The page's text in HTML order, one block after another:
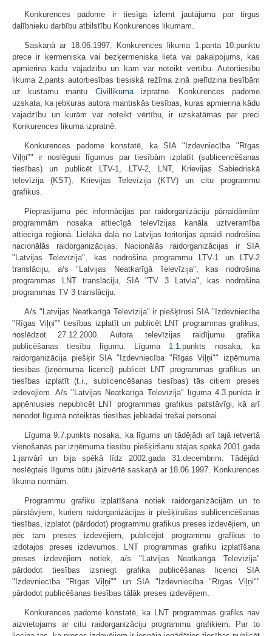
Konkurences padome ir tiesīga izlemt jautājumu par tirgus
dalībnieku darbību atbilstību Konkurences likumam.
Saskaņā ar 18.06.1997. Konkurences likuma 1.panta 10.punktu
prece ir ķermeniska vai bezķermeniska lieta vai pakalpojums, kas
apmierina kādu vajadzību un kam var noteikt vērtību. Autortiesību
likuma 2.pants autortiesības tiesiskā režīma ziņā pielīdzina tiesībām
uz kustamu mantu Civillikumaizpratnē. Konkurences padome
uzskata, ka jebkuras autora mantiskās tiesības, kuras apmierina kādu
vajadzību un kurām var noteikt vērtību, ir uzskatāmas par preci
Konkurences likuma izpratnē.
Konkurences padome konstatē, ka SIA "Izdevniecība "Rīgas
Viļņi"" ir noslēgusi līgumus par tiesībām izplatīt (sublicencēšanas
tiesības) un publicēt LTV-1, LTV-2, LNT, Krievijas Sabiedriskā
televīzija (KST), Krievijas Televīzija (KTV) un citu programmu
grafikus.
Pieprasījumu pēc informācijas par raidorganizāciju pārraidāmām
programmām nosaka attiecīgā televīzijas kanāla uztveramība
attiecīgā reģionā. Lielākā daļā no Latvijas teritorijas apraidi nodrošina
nacionālās raidorganizācijas. Nacionālās raidorganizācijas ir SIA
"Latvijas Televīzija", kas nodrošina programmu LTV-1 un LTV-2
translāciju, a/s "Latvijas Neatkarīgā Televīzija", kas nodrošina
programmas LNT translāciju, SIA "TV 3 Latvia", kas nodrošina
programmas TV 3 translāciju.
A/s "Latvijas Neatkarīgā Televīzija" ir piešķīrusi SIA "Izdevniecība
"Rīgas Viļņi"" tiesības izplatīt un publicēt LNT programmas grafikus,
noslēdzot 27.12.2000. Autora televīzijas raidījumu grafika
publicēšanas tiesību līgumu. Līguma 1.1.punkts nosaka, ka
raidorganizācija piešķir SIA "Izdevniecība "Rīgas Viļņi"" izņēmuma
tiesības (izņēmuma licenci) publicēt LNT programmas grafikus un
tiesības izplatīt (t.i., sublicencēšanas tiesības) tās citiem preses
izdevējiem. A/s "Latvijas Neatkarīgā Televīzija" līguma 4.3.punktā ir
apņēmusies nepublicēt LNT programmas grafikus patstāvīgi, kā arī
nenodot līgumā noteiktās tiesības jebkādai trešai personai.
Līguma 9.7.punkts nosaka, ka līgums un tādējādi arī tajā ietvertā
vienošanās par izņēmuma tiesību piešķiršanu stājas spēkā 2001.gada
1.janvārī un bija spēkā līdz 2002.gada 31.decembrim. Tādējādi
noslēgtais līgums būtu jāizvērtē saskaņā ar 18.06.1997. Konkurences
likuma normām.
Programmu grafiku izplatīšana notiek raidorganizācijām un to
pārstāvjiem, kuriem raidorganizācijas ir piešķīrušas sublicencēšanas
tiesības, izplatot (pārdodot) programmu grafikus preses izdevējiem, un
pēc tam preses izdevējiem, publicējot programmu grafikus to
izdotajos preses izdevumos. LNT programmas grafiku izplatīšana
preses izdevējiem notiek, a/s "Latvijas Neatkarīgā Televīzija"
pārdodot tiesības izsniegt grafika publicēšanas licenci SIA
"Izdevniecība "Rīgas Viļņi"" un SIA "Izdevniecība "Rīgas Viļņi""
pārdodot publicēšanas tiesības tālāk preses izdevējiem.
Konkurences padome konstatē, ka LNT programmas grafiks nav
aizvietojams ar citu raidorganizāciju programmu grafikiem. Par to